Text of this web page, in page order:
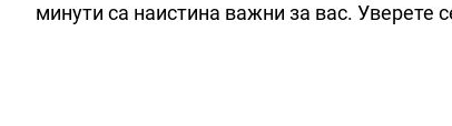
минути са наистина важни за вас. Уверете